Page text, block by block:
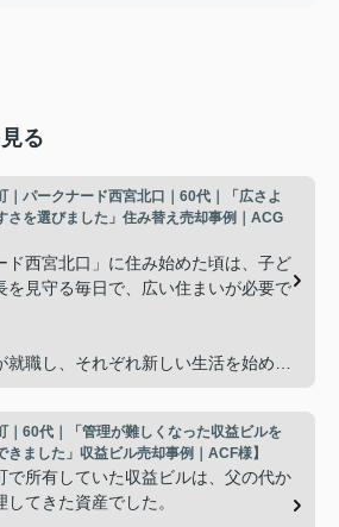
る
｜パークナード西宮北口｜60代｜「広さよ
さを選びました」住み替え売却事例｜ACG
ド西宮北口」に住み始めた頃は、子ど
を見守る毎日で、広い住まいが必要で
就職し、それぞれ新しい生活を始める
が増え、
には少し広すぎるね。」
｜60代｜「管理が難しくなった収益ビルを
きました」収益ビル売却事例｜ACF様】
で所有していた収益ビルは、父の代か
してきた資産でした。